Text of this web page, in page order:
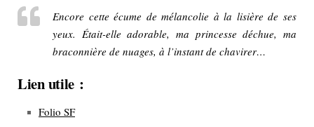
Encore cette écume de mélancolie à la lisière de ses
yeux. Était-elle adorable, ma princesse déchue, ma
braconnière de nuages, à l’instant de chavirer…
Lien utile :
Folio SF